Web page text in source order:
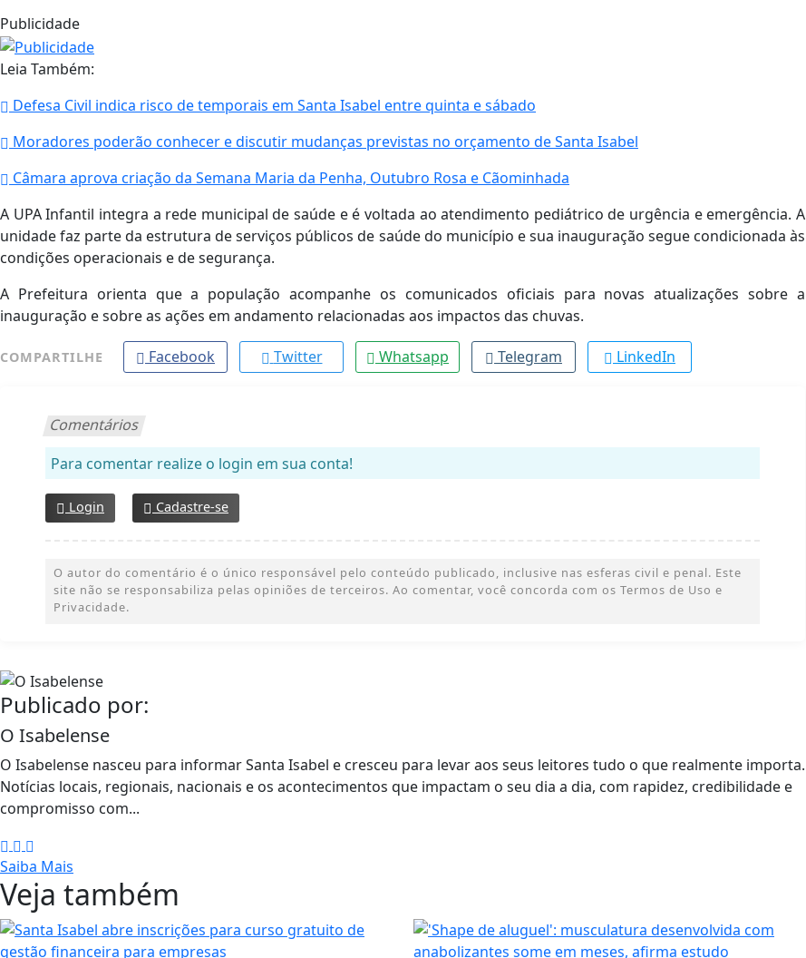
Publicidade
Leia Também:
Defesa Civil indica risco de temporais em Santa Isabel entre quinta e sábado
Moradores poderão conhecer e discutir mudanças previstas no orçamento de Santa Isabel
Câmara aprova criação da Semana Maria da Penha, Outubro Rosa e Cãominhada
A UPA Infantil integra a rede municipal de saúde e é voltada ao atendimento pediátrico de urgência e emergência. A
unidade faz parte da estrutura de serviços públicos de saúde do município e sua inauguração segue condicionada às
condições operacionais e de segurança.
A Prefeitura orienta que a população acompanhe os comunicados oficiais para novas atualizações sobre a
inauguração e sobre as ações em andamento relacionadas aos impactos das chuvas.
COMPARTILHE Facebook Twitter Whatsapp Telegram LinkedIn
Comentários
Para comentar realize o login em sua conta!
Login Cadastre-se
O autor do comentário é o único responsável pelo conteúdo publicado, inclusive nas esferas civil e penal. Este
site não se responsabiliza pelas opiniões de terceiros. Ao comentar, você concorda com os Termos de Uso e
Privacidade.
Publicado por:
O Isabelense
O Isabelense nasceu para informar Santa Isabel e cresceu para levar aos seus leitores tudo o que realmente importa.
Notícias locais, regionais, nacionais e os acontecimentos que impactam o seu dia a dia, com rapidez, credibilidade e
compromisso com...
Saiba Mais
Veja também